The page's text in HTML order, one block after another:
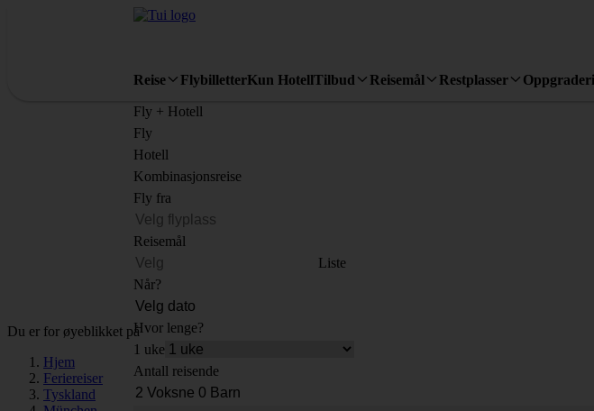
Reise FlybilletterKun HotellTilbud Reisemål Restplasser
Fly + Hotell
Fly
Hotell
Kombinasjonsreise
Fly fra
Reisemål
Liste
Når?
Hvor lenge?
1 uke
Antall reisende
Du er for øyeblikket på
Hjem
Feriereiser
Tyskland